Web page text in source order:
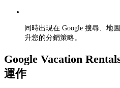
同時出現在 Google 搜尋、地
升您的分銷策略。
Google Vacation
運作